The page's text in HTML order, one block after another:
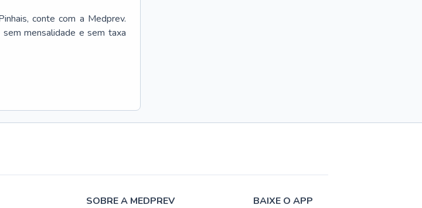
, conte com a Medprev.
mensalidade e sem taxa
SOBRE A MEDPREV
BAIXE O APP